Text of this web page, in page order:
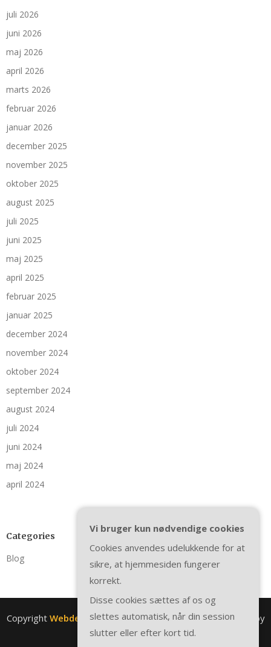
juli 2026
juni 2026
maj 2026
april 2026
marts 2026
februar 2026
januar 2026
december 2025
november 2025
oktober 2025
august 2025
juli 2025
juni 2025
maj 2025
april 2025
februar 2025
januar 2025
december 2024
november 2024
oktober 2024
september 2024
august 2024
juli 2024
juni 2024
maj 2024
april 2024
Categories
Blog
Copyright Webdesignelev.dk. All rights reserved.| Theme by
SuperbThemes
Vi bruger kun nødvendige cookies
Cookies anvendes udelukkende for at
sikre, at hjemmesiden fungerer
korrekt.
Disse cookies sættes af os og
slettes automatisk, når din session
slutter eller efter kort tid.